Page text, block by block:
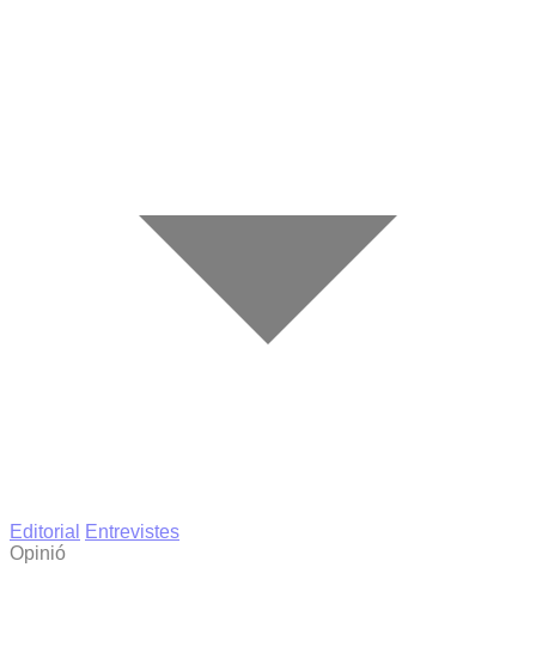
Editorial
Entrevistes
Opinió